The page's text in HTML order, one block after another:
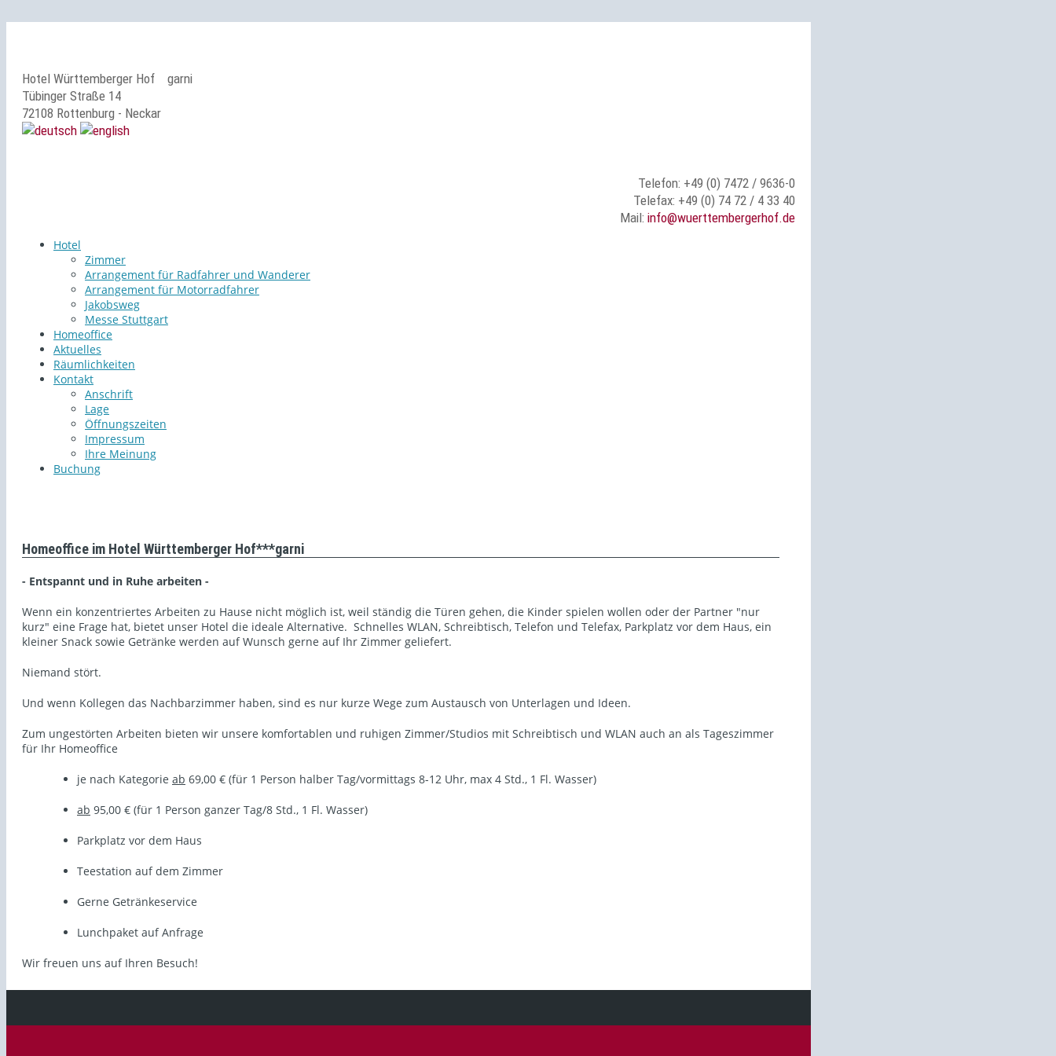
Hotel Württemberger Hof
garni
Tübinger Straße 14
72108 Rottenburg - Neckar
Telefon: +49 (0) 7472 / 9636-0
Telefax: +49 (0) 74 72 / 4 33 40
Mail: info@wuerttembergerhof.de
Hotel
Zimmer
Arrangement für Radfahrer und Wanderer
Arrangement für Motorradfahrer
Jakobsweg
Messe Stuttgart
Homeoffice
Aktuelles
Räumlichkeiten
Kontakt
Anschrift
Lage
Öffnungszeiten
Impressum
Ihre Meinung
Buchung
Homeoffice im Hotel Württemberger Hof***garni
- Entspannt und in Ruhe arbeiten -
Wenn ein konzentriertes Arbeiten zu Hause nicht möglich ist, weil ständig die Türen gehen, die Kinder spielen wollen oder der Partner "nur
kurz" eine Frage hat, bietet unser Hotel die ideale Alternative. Schnelles WLAN, Schreibtisch, Telefon und Telefax, Parkplatz vor dem Haus, ein
kleiner Snack sowie Getränke werden auf Wunsch gerne auf Ihr Zimmer geliefert.
Niemand stört.
Und wenn Kollegen das Nachbarzimmer haben, sind es nur kurze Wege zum Austausch von Unterlagen und Ideen.
Zum ungestörten Arbeiten bieten wir unsere komfortablen und ruhigen Zimmer/Studios mit Schreibtisch und WLAN auch an als Tageszimmer
für Ihr Homeoffice
je nach Kategorie ab 69,00 € (für 1 Person halber Tag/vormittags 8-12 Uhr, max 4 Std., 1 Fl. Wasser)
ab 95,00 € (für 1 Person ganzer Tag/8 Std., 1 Fl. Wasser)
Parkplatz vor dem Haus
Teestation auf dem Zimmer
Gerne Getränkeservice
Lunchpaket auf Anfrage
Wir freuen uns auf Ihren Besuch!